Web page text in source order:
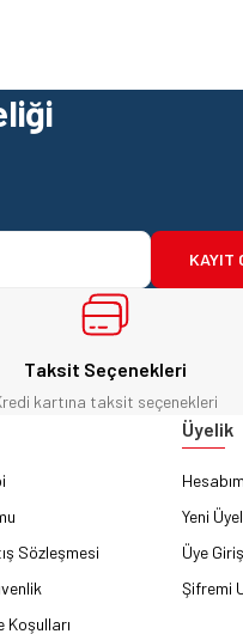
KAYIT
Taksit Seçenekleri
kartına taksit seçenekleri
Sözleşmesi
Üyelik
Hesabım
Yeni
Üye
Şifremi